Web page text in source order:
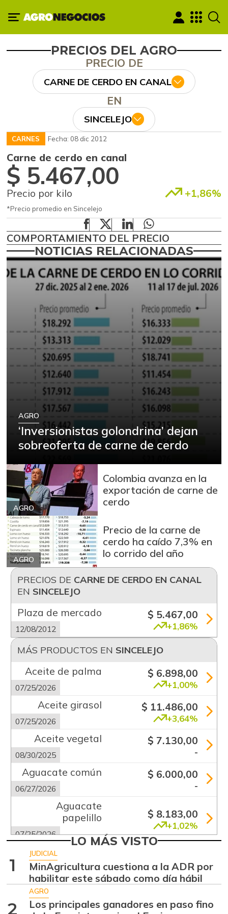
PRECIOS DEL AGRO
PRECIO DE
CARNE DE CERDO EN CANAL
EN
SINCELEJO
CARNES Fecha: 08 dic 2012
Carne de cerdo en canal
$ 5.467,00
Precio por kilo +1,86%
*Precio promedio en Sincelejo
COMPORTAMIENTO DEL PRECIO
NOTICIAS RELACIONADAS
AGRO
‘Inversionistas golondrina’ dejan
sobreoferta de carne de cerdo
AGRO
Colombia avanza en la
exportación de carne de
cerdo
AGRO
Precio de la carne de
cerdo ha caído 7,3% en
lo corrido del año
PRECIOS DE CARNE DE CERDO EN CANAL
EN SINCELEJO
Plaza de mercado
12/08/2012
$ 5.467,00
+1,86%
MÁS PRODUCTOS EN SINCELEJO
Aceite de palma
07/25/2026
$ 6.898,00
+1,00%
Aceite girasol
07/25/2026
$ 11.486,00
+3,64%
Aceite vegetal
08/30/2025
$ 7.130,00
-
Aguacate común
06/27/2026
$ 6.000,00
-
Aguacate
papelillo
07/25/2026
$ 8.183,00
+1,02%
07/25/2026 -6,69%
Ajo
07/25/2026
$ 5.667,00
-0,72%
LO MÁS VISTO
1
JUDICIAL
MinAgricultura cuestiona a la ADR por
habilitar este sábado como día hábil
2
AGRO
Los principales ganadores en paso fino